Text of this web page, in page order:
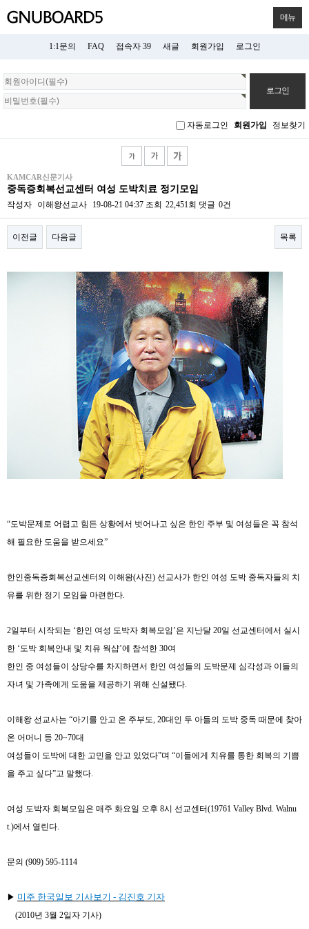
메뉴
1:1문의 FAQ 접속자 39 새글 회원가입 로그인
회
원
로
자동로그인 회원가입 정보찾기
KAMCAR신문기사
중독증회복선교센터 여성 도박치료 정기모임
작성자 이해왕선교사 19-08-21 04:37 조회 22,451회 댓글 0건
이전글 다음글 목록
본문
“도박문제로 어렵고 힘든 상황에서 벗어나고 싶은 한인 주부 및 여성들은 꼭 참석
해 필요한 도움을 받으세요”
한인중독증회복선교센터의 이해왕(사진) 선교사가 한인 여성 도박 중독자들의 치
유를 위한 정기 모임을 마련한다.
2일부터 시작되는 ‘한인 여성 도박자 회복모임 ’은 지난달 20일 선교센터에서 실시
한 ‘도박 회복안내 및 치유 웍샵’에 참석한 30여
한인 중 여성들이 상당수를 차지하면서 한인 여성들의 도박문제 심각성과 이들의
자녀 및 가족에게 도움을 제공하기 위해 신설됐다.
이해왕 선교사는 “아기를 안고 온 주부도, 20대인 두 아들의 도박 중독 때문에 찾아
온 어머니 등 20~70대
여성들이 도박에 대한 고민을 안고 있었다”며 “이들에게 치유를 통한 회복의 기쁨
을 주고 싶다”고 말했다.
여성 도박자 회복모임은 매주 화요일 오후 8시 선교센터(19761 Valley Blvd. Walnu
t.)에서 열린다.
문의 (909) 595-1114
▶ 미주 한국일보 기사보기 - 김진호 기자
(2010년 3월 2일자 기사)